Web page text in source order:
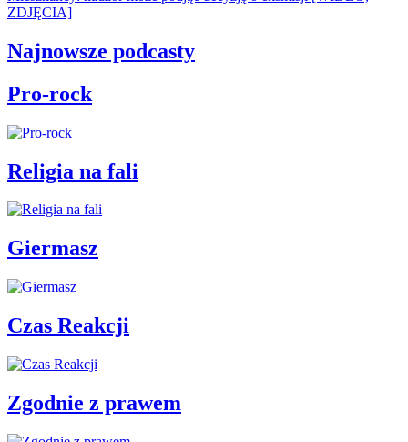
ZDJĘCIA]
Najnowsze podcasty
Pro-rock
Religia na fali
Giermasz
Czas Reakcji
Zgodnie z prawem